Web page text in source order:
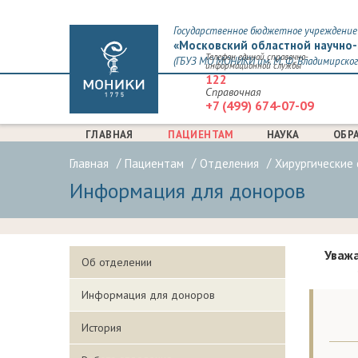
Государственное бюджетное
«Московский областной
(ГБУЗ МО МОНИКИ им. М. Ф.
Телефон единой справочно-
информационной службы
122
Справочная
+7 (499) 674-07-09
ГЛАВНАЯ ПАЦИЕНТАМ НАУКА
Главная Пациентам Отделения
Информация для доноров
Об отделении
Информация для доноров
История